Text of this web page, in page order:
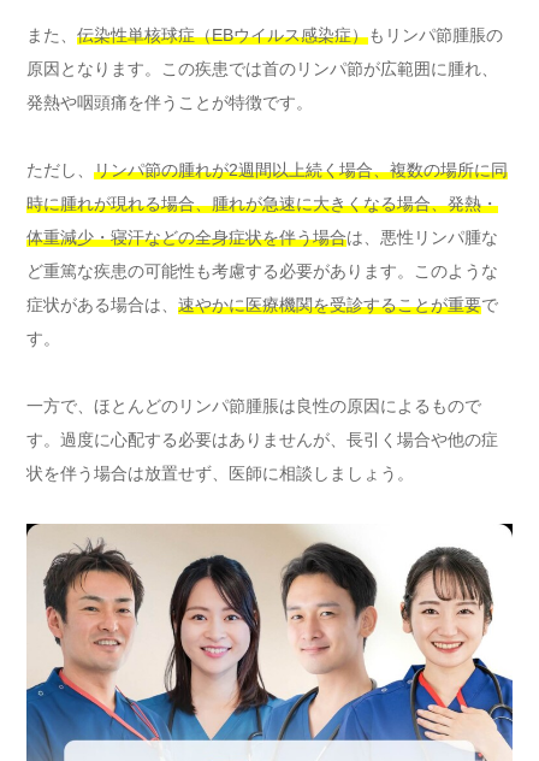
また、 伝染性単核球症（EBウイルス感染症）もリンパ節腫脹の
原因となります。この疾患では首のリンパ節が広範囲に腫れ、
発熱や咽頭痛を伴うことが特徴です。
ただし、 リンパ節の腫れが2週間以上続く場合、複数の場所に同
時に腫れが現れる場合、腫れが急速に大きくなる場合、発熱・
体重減少・寝汗などの全身症状を伴う場合は、悪性リンパ腫な
ど重篤な疾患の可能性も考慮する必要があります。このような
症状がある場合は、 速やかに医療機関を受診することが重要で
す。
一方で、ほとんどのリンパ節腫脹は良性の原因によるもので
す。過度に心配する必要はありませんが、長引く場合や他の症
状を伴う場合は放置せず、医師に相談しましょう。